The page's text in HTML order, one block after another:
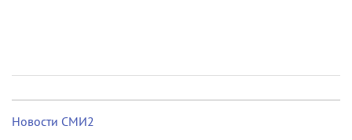
Новости СМИ2